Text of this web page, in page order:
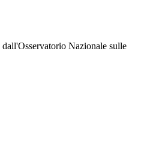
Nazionale sulle